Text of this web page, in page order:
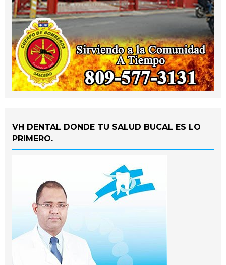
VH DENTAL DONDE TU SALUD BUCAL ES LO
PRIMERO.